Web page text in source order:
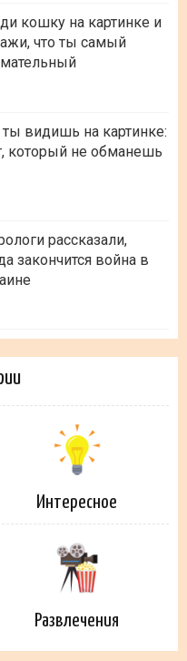
кошку на картинке и
что ты самый
видишь на картинке:
который не обманешь
рассказали,
закончится война в
Интересное
Развлечения